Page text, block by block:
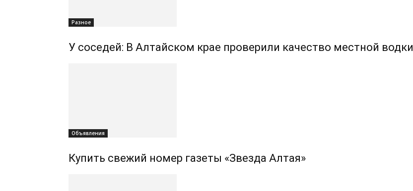
Разное
У соседей: В Алтайском крае проверили качество местной водки
Объявления
Купить свежий номер газеты «Звезда Алтая»